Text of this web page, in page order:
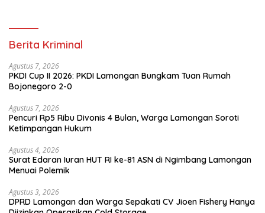
Berita Kriminal
Agustus 7, 2026
PKDI Cup II 2026: PKDI Lamongan Bungkam Tuan Rumah
Bojonegoro 2-0
Agustus 7, 2026
Pencuri Rp5 Ribu Divonis 4 Bulan, Warga Lamongan Soroti
Ketimpangan Hukum
Agustus 4, 2026
Surat Edaran Iuran HUT RI ke-81 ASN di Ngimbang Lamongan
Menuai Polemik
Agustus 3, 2026
DPRD Lamongan dan Warga Sepakati CV Jioen Fishery Hanya